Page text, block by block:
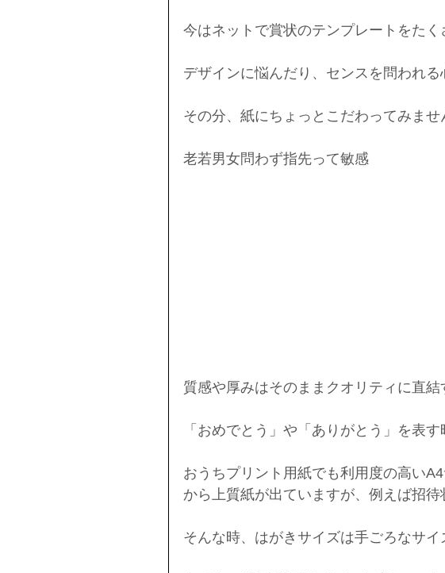
今はネットで賞状のテンプレートをた
デザインに悩んだり、センスを問われる
その分、紙にちょっとこだわってみませ
老若男女問わず指先って敏感
質感や厚みはそのままクオリティに直
「おめでとう」や「ありがとう」を表
おうちプリント用紙でも利用度の高い
から上質紙が出ていますが、例えば招待
そんな時、はがきサイズは手ごろなサイ